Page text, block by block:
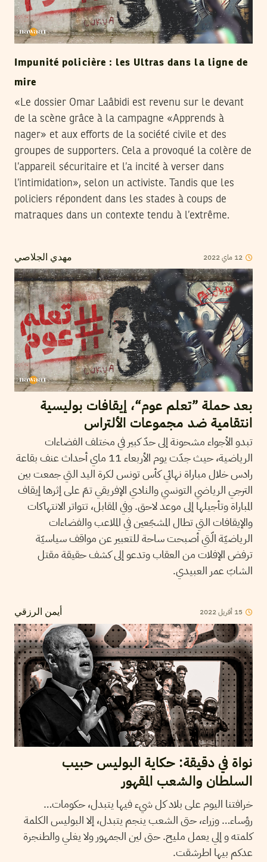
Impunité policière : les Ultras dans la ligne de
mire
«Le dossier Omar Laâbidi est revenu sur le devant
de la scène grâce à la campagne «Apprends à
nager» et aux efforts de la société civile et des
groupes de supporters. Cela a provoqué la colère de
l’appareil sécuritaire et l’a incité à verser dans
l’intimidation», selon un activiste. Tandis que les
policiers répondent dans les stades à coups de
matraques dans un contexte tendu à l’extrême.
مهدي الجلاصي 12 ماي2022
بعد حملة ”تعلم عوم“، إيقافات بوليسية
انتقامية ضد مجموعات الألتراس
تبدو الأجواء مشحونة إلى حدّ كبير في مختلف الفضاءات
الرياضية، حيث جدّت يوم الأربعاء 11 ماي أحداث عنف بقاعة
رادس خلال مباراة نهائي كأس تونس لكرة اليد التي جمعت بين
الترجي الرياضي التونسي والنادي الإفريقي تمّ على إثرها إيقاف
المباراة وتأجيلها إلى موعد لاحق. وفي المقابل، تتواتر الانتهاكات
والإيقافات التي تطال المشجّعين في الملاعب والفضاءات
الرياضيّة الّتي أصبحت ساحة للتعبير عن مواقف سياسيّة
ترفض الإفلات من العقاب وتدعو إلى كشف حقيقة مقتل
الشابّ عمر العبيدي.
أيمن الرزقي 15 أفريل2022
نواة في دقيقة: حكاية البوليس حبيب
السلطان والشعب المقهور
خرافتنا اليوم على بلاد كل شيء فيها يتبدل، حكومات…
رؤساء… وزراء، حتى الشعب ينجم يتبدل، إلا البوليس الكلمة
كلمته و إلي يعمل مليح. حتى لين الجمهور ولا يغلي والطنجرة
عدكم بيها اطرشقت.